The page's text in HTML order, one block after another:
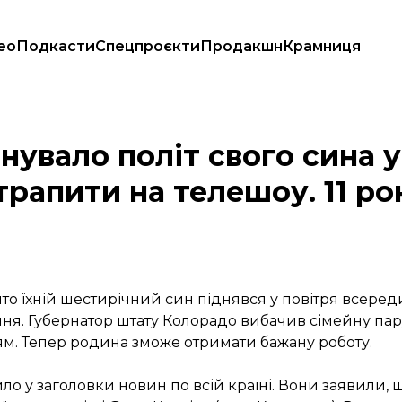
ПодкастиСпецпроєктиПродакшнКрамниця
політ свого сина у
на телешоу. 11
шестирічний син піднявся у повітря
Губернатор штату Колорадо вибачив сімейну пару
Тепер родина зможе отримати бажану роботу.
у заголовки новин по всій країні. Вони